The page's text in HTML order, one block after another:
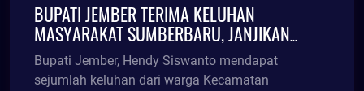
BUPATI JEMBER TERIMA KELUHAN
MASYARAKAT SUMBERBARU, JANJIKAN
PEMASANGAN PJU
Bupati Jember, Hendy Siswanto mendapat
sejumlah keluhan dari warga Kecamatan